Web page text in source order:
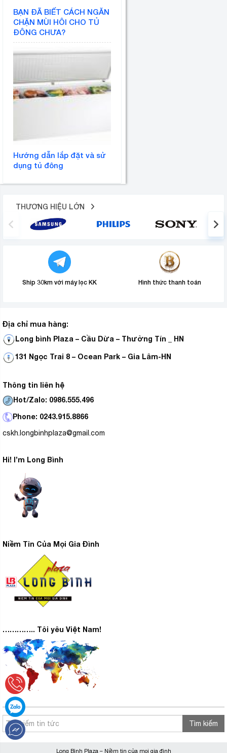
BẠN ĐÃ BIẾT CÁCH NGĂN
CHẶN MÙI HÔI CHO TỦ
ĐÔNG CHƯA?
Hướng dẫn lắp đặt và sử
dụng tủ đông
THƯƠNG HIỆU LỚN
Ship 30km với máy lọc KK Hình thức thanh toán
Địa chỉ mua hàng:
Long bình Plaza – Cầu Dừa – Thường Tín _ HN
131 Ngọc Trai 8 – Ocean Park – Gia Lâm-HN
Thông tin liên hệ
Hot/Zalo: 0986.555.496
Phone: 0243.915.8866
cskh.longbinhplaza@gmail.com
Hi! I’m Long Bình
Niềm Tin Của Mọi Gia Đình
………….. Tôi yêu Việt Nam!
Tìm kiếm
Long Bình Plaza – Niềm tin của mọi gia đình